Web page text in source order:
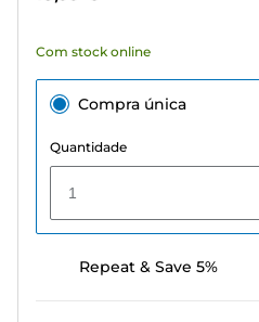
72
Com stock online
Compra única
Quantidade
1
Repeat & Save 5%